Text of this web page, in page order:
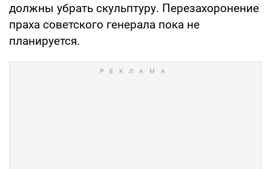
должны убрать скульптуру. Перезахоронение
праха советского генерала пока не
планируется.